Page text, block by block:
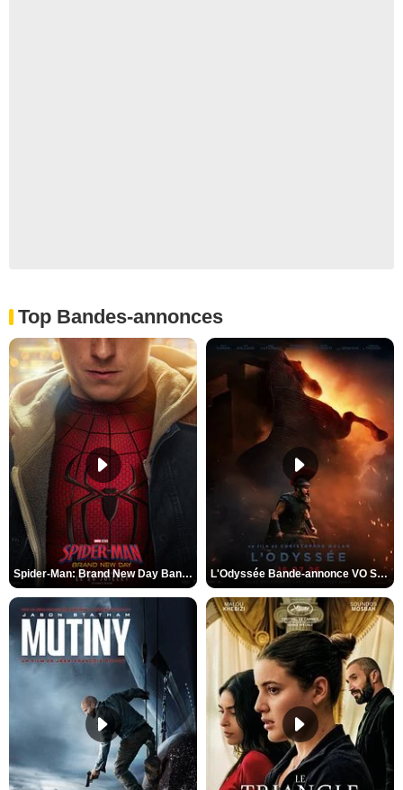
Top Bandes-annonces
Spider-Man: Brand New Day Bande-annonce VO STFR L'Odyssée Bande-annonce VO STFR